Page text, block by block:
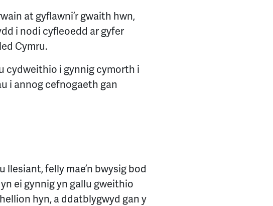
at gyflawni’r gwaith hwn,
i nodi cyfleoedd ar gyfer
Cymru.
cydweithio i gynnig cymorth i
i annog cefnogaeth gan
llesiant, felly mae’n bwysig bod
ei gynnig yn gallu gweithio
hyn, a ddatblygwyd gan y